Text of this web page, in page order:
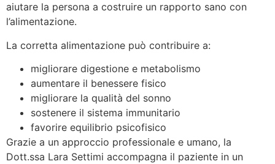
aiutare la persona a costruire un rapporto sano con
l’alimentazione.
La corretta alimentazione può contribuire a:
migliorare digestione e metabolismo
aumentare il benessere fisico
migliorare la qualità del sonno
sostenere il sistema immunitario
favorire equilibrio psicofisico
Grazie a un approccio professionale e umano, la
Dott.ssa Lara Settimi accompagna il paziente in un